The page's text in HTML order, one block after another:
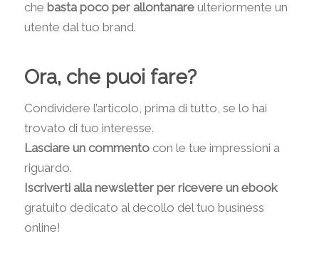
che basta poco per allontanareulteriormente un
utente dal tuo brand.
Ora, che puoi fare?
Condividere l’articolo, prima di tutto, se lo hai
trovato di tuo interesse.
Lasciare un commentocon le tue impressioni a
riguardo.
Iscriverti alla newsletter per ricevere un ebook
gratuito dedicato al decollo del tuo business
online!